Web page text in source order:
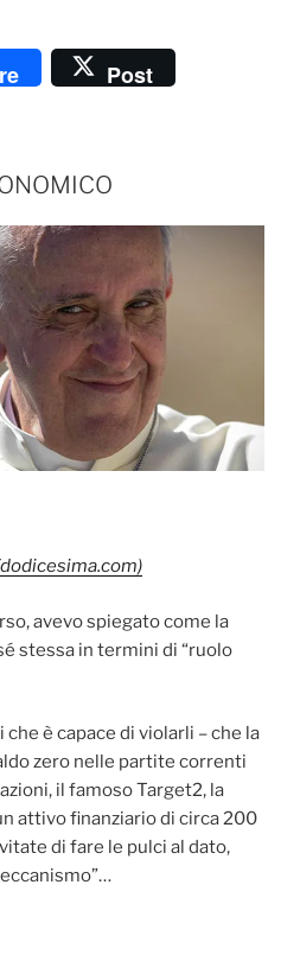
Post
avevo spiegato come la
stessa in termini di “ruolo
è capace di violarli – che la
zero nelle partite correnti
il famoso Target2, la
attivo finanziario di circa 200
di fare le pulci al dato,